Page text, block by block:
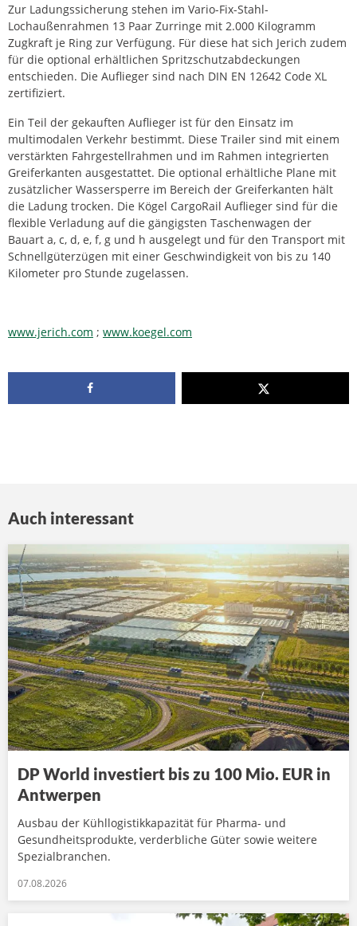
Zur Ladungssicherung stehen im Vario-Fix-Stahl-
Lochaußenrahmen 13 Paar Zurringe mit 2.000 Kilogramm
Zugkraft je Ring zur Verfügung. Für diese hat sich Jerich zudem
für die optional erhältlichen Spritzschutzabdeckungen
entschieden. Die Auflieger sind nach DIN EN 12642 Code XL
zertifiziert.
Ein Teil der gekauften Auflieger ist für den Einsatz im
multimodalen Verkehr bestimmt. Diese Trailer sind mit einem
verstärkten Fahrgestellrahmen und im Rahmen integrierten
Greiferkanten ausgestattet. Die optional erhältliche Plane mit
zusätzlicher Wassersperre im Bereich der Greiferkanten hält
die Ladung trocken. Die Kögel CargoRail Auflieger sind für die
flexible Verladung auf die gängigsten Taschenwagen der
Bauart a, c, d, e, f, g und h ausgelegt und für den Transport mit
Schnellgüterzügen mit einer Geschwindigkeit von bis zu 140
Kilometer pro Stunde zugelassen.
www.jerich.com ; www.koegel.com
Auch interessant
DP World investiert bis zu 100 Mio. EUR in
Antwerpen
Ausbau der Kühllogistikkapazität für Pharma- und
Gesundheitsprodukte, verderbliche Güter sowie weitere
Spezialbranchen.
07.08.2026